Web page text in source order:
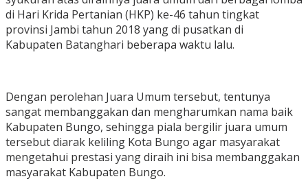
di Hari Krida Pertanian (HKP) ke-46 tahun tingkat
provinsi Jambi tahun 2018 yang di pusatkan di
Kabupaten Batanghari beberapa waktu lalu.
Dengan perolehan Juara Umum tersebut, tentunya
sangat membanggakan dan mengharumkan nama baik
Kabupaten Bungo, sehingga piala bergilir juara umum
tersebut diarak keliling Kota Bungo agar masyarakat
mengetahui prestasi yang diraih ini bisa membanggakan
masyarakat Kabupaten Bungo.